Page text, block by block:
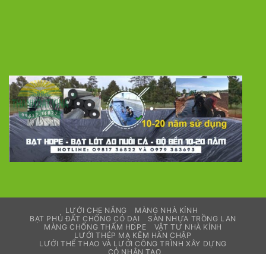
LƯỚI CHE NẮNG
MÀNG NHÀ KÍNH
BẠT PHỦ ĐẤT CHỐNG CỎ DẠI
SÀN NHỰA TRỒNG LAN
MÀNG CHỐNG THẤM HDPE
VẬT TƯ NHÀ KÍNH
LƯỚI THÉP MẠ KẼM HÀN CHẬP
LƯỚI THỂ THAO VÀ LƯỚI CÔNG TRÌNH XÂY DỰNG
CỎ NHÂN TẠO